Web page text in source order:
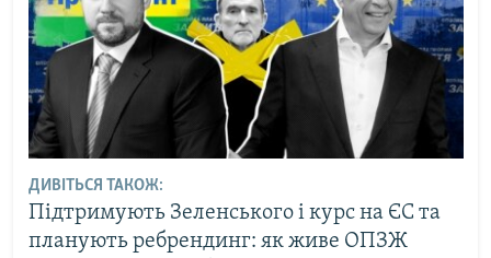
ДИВІТЬСЯ ТАКОЖ:
Підтримують Зеленського і курс на ЄС та
планують ребрендинг: як живе ОПЗЖ